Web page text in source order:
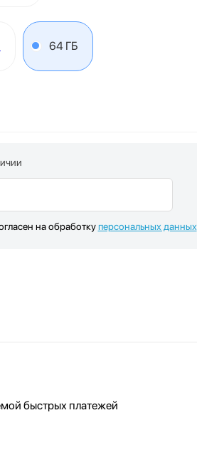
64 ГБ
на обработкуперсональных данных
быстрых платежей